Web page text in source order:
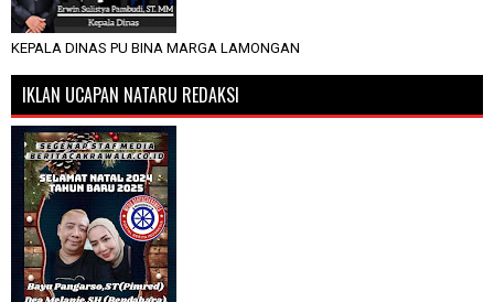
KEPALA DINAS PU BINA MARGA LAMONGAN
IKLAN UCAPAN NATARU REDAKSI